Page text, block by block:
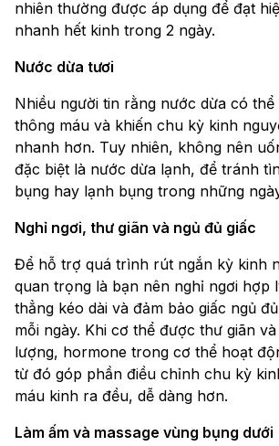
nhiên thường được áp dụng để đạt
nhanh hết kinh trong 2 ngày.
Nước dừa tươi
Nhiều người tin rằng nước dừa có
thông máu và khiến chu kỳ kinh
nhanh hơn. Tuy nhiên, không nên
đặc biệt là nước dừa lạnh, để tránh
bụng hay lạnh bụng trong những
Nghỉ ngơi, thư giãn và ngủ đủ giấc
Để hỗ trợ quá trình rút ngắn kỳ kinh
quan trọng là bạn nên nghỉ ngơi hợp
thẳng kéo dài và đảm bảo giấc ngủ
mỗi ngày. Khi cơ thể được thư giãn
lượng, hormone trong cơ thể hoạt
từ đó góp phần điều chỉnh chu kỳ
máu kinh ra đều, dễ dàng hơn.
Làm ấm và massage vùng bụng dưới